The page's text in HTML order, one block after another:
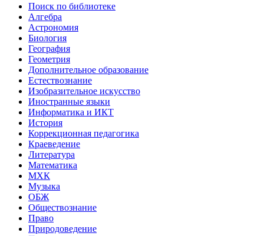
Поиск по библиотеке
Алгебра
Астрономия
Биология
География
Геометрия
Дополнительное образование
Естествознание
Изобразительное искусство
Иностранные языки
Информатика и ИКТ
История
Коррекционная педагогика
Краеведение
Литература
Математика
МХК
Музыка
ОБЖ
Обществознание
Право
Природоведение